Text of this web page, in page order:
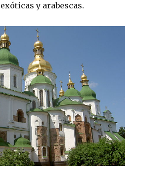
y arabescas.